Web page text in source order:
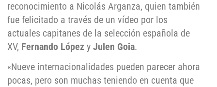
reconocimiento a Nicolás Arganza, quien también
fue felicitado a través de un vídeo por los
actuales capitanes de la selección española de
XV, Fernando López y Julen Goia.
«Nueve internacionalidades pueden parecer ahora
pocas, pero son muchas teniendo en cuenta que